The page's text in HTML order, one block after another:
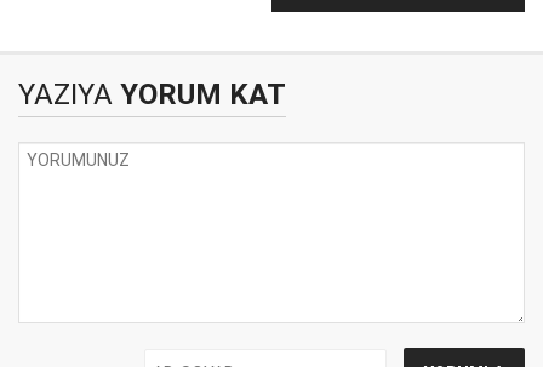
YAZIYA YORUM KAT